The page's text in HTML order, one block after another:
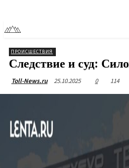
ПРОИСШЕСТВИЯ
Следствие и суд:
Toll-News.ru 25.10.2025 0 114